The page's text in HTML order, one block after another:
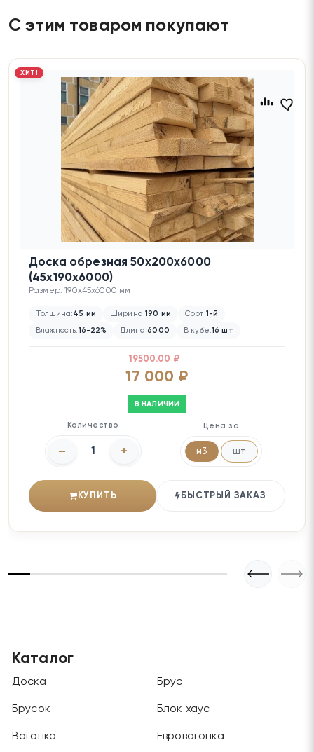
С этим товаром покупают
ХИТ!
Доска обрезная 50х200х6000
(45х190х6000)
Размер: 190x45x6000 мм
Толщина:45 мм Ширина:190 мм Сорт:1-й
Влажность:16-22% Длина:6000 В кубе:16 шт
19500.00 ₽
17 000 ₽
В НАЛИЧИИ
Количество
– +
Цена за
м3 шт
КУПИТЬ БЫСТРЫЙ ЗАКАЗ
Каталог
Доска Брус
Брусок Блок хаус
Вагонка Евровагонка